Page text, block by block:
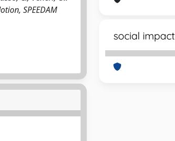
SPEEDAM
social impact